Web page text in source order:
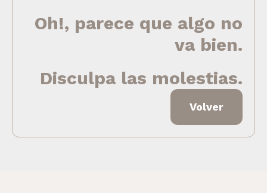
Oh!, parece que algo no
va bien.
Disculpa las molestias.
Volver